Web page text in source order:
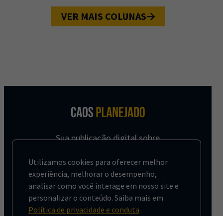
Utilizamos cookies para oferecer melhor
experiência, melhorar o desempenho,
analisar como você interage em nosso site e
personalizar o conteúdo. Saiba mais em
Política de privacidade e conduta.
VER MAIS COLUNAS
Sua publicação digital sobre
cidades brasileiras.